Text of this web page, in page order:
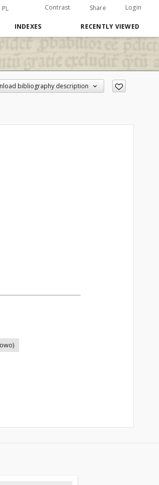
PL Contrast Share Login
INDEXES RECENTLY VIEWED
bibliography description